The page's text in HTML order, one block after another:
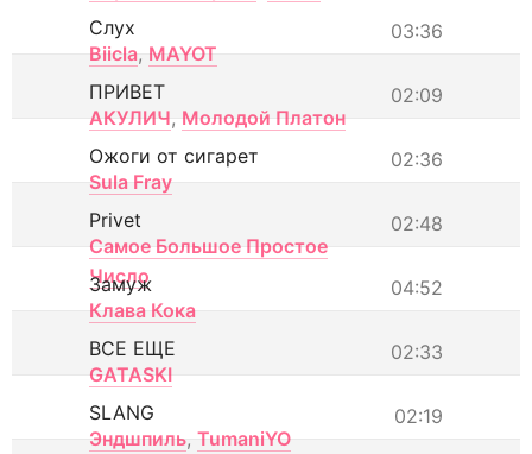
03:36
Слух
Biicla, MAYOT
02:09
ПРИВЕТ
АКУЛИЧ, Молодой Платон
02:36
Ожоги от сигарет
Sula Fray
02:48
Privet
Самое Большое Простое
Число
04:52
Замуж
Клава Кока
02:33
ВСЕ ЕЩЕ
GATASKI
02:19
SLANG
Эндшпиль, TumaniYO